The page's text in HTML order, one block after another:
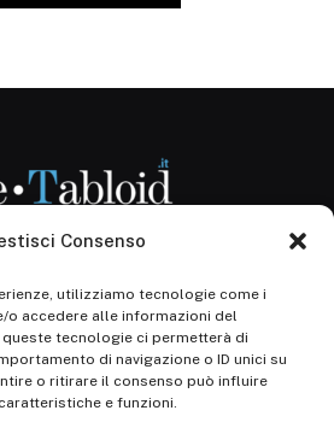
Consenso
utilizziamo tecnologie come i
o accedere alle informazioni del
tecnologie ci permetterà di
di navigazione o ID unici su
o ritirare il consenso può influire
e funzioni.
di Campobasso: 3/2013 del
(Prot. 1138/com/15 del